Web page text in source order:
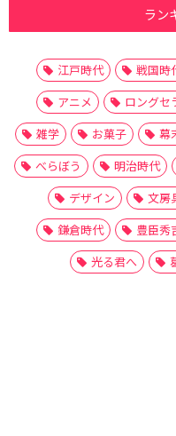
ラン
江戸時代 戦国時
アニメ
ロングセ
雑学
お菓子 幕
べらぼう
明治時代
デザイン
文房
鎌倉時代
豊臣秀
光る君へ